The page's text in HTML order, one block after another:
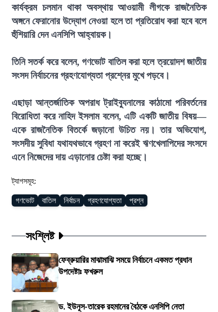
কার্যক্রম চলমান থাকা অবস্থায় আওয়ামী লীগকে রাজনৈতিক
অঙ্গনে ফেরানোর উদ্যোগ নেওয়া হলে তা প্রতিরোধ করা হবে বলে
হুঁশিয়ারি দেন এনসিপি আহ্বায়ক।
তিনি সতর্ক করে বলেন, গণভোট বাতিল করা হলে ত্রয়োদশ জাতীয়
সংসদ নির্বাচনের গ্রহণযোগ্যতা প্রশ্নের মুখে পড়বে।
এছাড়া আন্তর্জাতিক অপরাধ ট্রাইব্যুনালের কাঠামো পরিবর্তনের
বিরোধিতা করে নাহিদ ইসলাম বলেন, এটি একটি জাতীয় বিষয়—
একে রাজনৈতিক বিতর্কে জড়ানো উচিত নয়। তার অভিযোগ,
সংসদীয় সুবিধা যথাযথভাবে গ্রহণ না করেই ঋণখেলাপিদের সংসদে
এনে নিজেদের দায় এড়ানোর চেষ্টা করা হচ্ছে।
ট্যাগসমূহ:
গণভোট বাতিল নির্বাচন গ্রহণযোগ্যতা প্রশ্ন
সংশ্লিষ্ট
ফেব্রুয়ারির মাঝামাঝি সময়ে নির্বাচনে একমত প্রধান
উপদেষ্টাঃ ফখরুল
ড. ইউনূস-তারেক রহমানের বৈঠকে এনসিপি নেতা